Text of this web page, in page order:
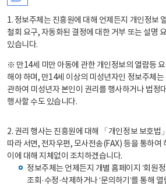
1. 정보주체는 진흥원에 대해 언제든지 개인정보
철회 요구, 자동화된 결정에 대한 거부 또는 설명
있습니다.
※ 만14세 미만 아동에 관한 개인정보의 열람등
해야 하며, 만14세 이상의 미성년자인 정보주체는
관하여 미성년자 본인이 권리를 행사하거나 법정
행사할 수도 있습니다.
2. 권리 행사는 진흥원에 대해 「개인정보 보호법
따라 서면, 전자우편, 모사전송(FAX) 등을 통하여
이에 대해 지체없이 조치하겠습니다.
정보주체는 언제든지 개별 홈페이지 ‘회원
조회·수정·삭제하거나 ‘문의하기’를 통해